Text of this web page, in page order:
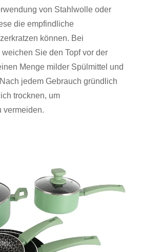
von Stahlwolle oder
die empfindliche
können. Bei
Sie den Topf vor der
Menge milder Spülmittel und
jedem Gebrauch gründlich
trocknen, um
vermeiden.